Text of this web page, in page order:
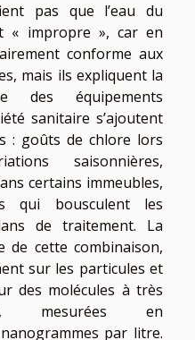
pas que l’eau du
« impropre », car en
conforme aux
mais ils expliquent la
des équipements
sanitaire s’ajoutent
: goûts de chlore lors
saisonnières,
certains immeubles,
qui bousculent les
de traitement. La
de cette combinaison,
sur les particules et
des molécules à très
mesurées en
par litre.